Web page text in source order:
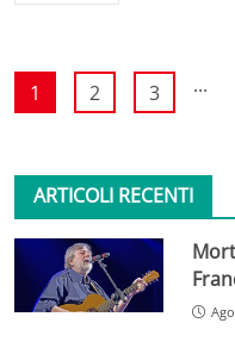
1 2 3 ...
ARTICOLI RECENTI